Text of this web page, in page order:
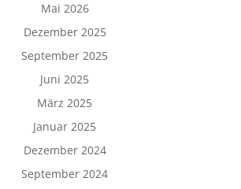
Mai 2026
Dezember 2025
September 2025
Juni 2025
März 2025
Januar 2025
Dezember 2024
September 2024